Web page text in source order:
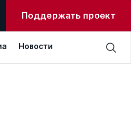
Поддержать проект
Новости